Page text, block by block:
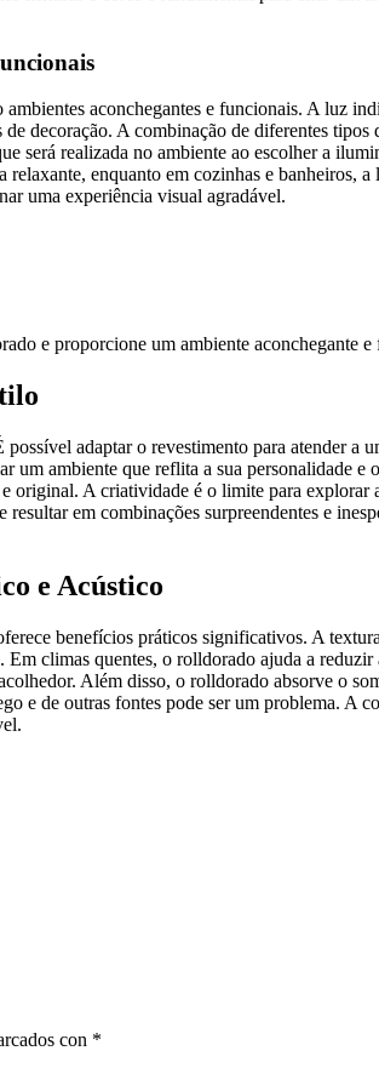
aconchegantes e funcionais. A luz
decoração. A combinação de diferentes
será realizada no ambiente ao escolher a
enquanto em cozinhas e banheiros,
uma experiência visual agradável.
e proporcione um ambiente aconchegante e
adaptar o revestimento para atender a
um ambiente que reflita a sua personalidade
original. A criatividade é o limite para
em combinações surpreendentes e
e Acústico
benefícios práticos significativos. A
climas quentes, o rolldorado ajuda a
Além disso, o rolldorado absorve o
e de outras fontes pode ser um problema. A
con *